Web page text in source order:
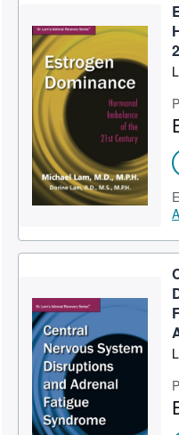
Vendedores
Comenzar a vender
Ayuda